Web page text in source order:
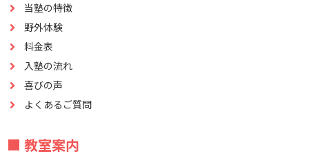
当塾の特徴
野外体験
料金表
入塾の流れ
喜びの声
よくあるご質問
■ 教室案内